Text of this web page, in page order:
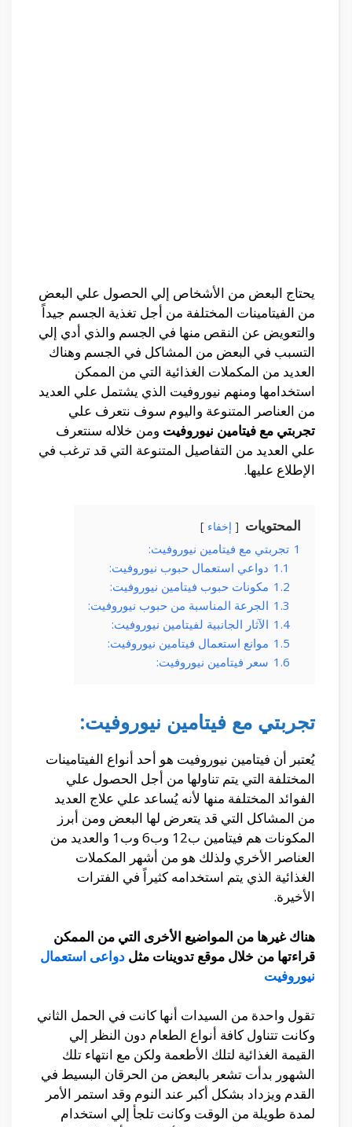
يحتاج البعض من الأشخاص إلي الحصول علي البعض
من الفيتامينات المختلفة من أجل تغذية الجسم جيداً
والتعويض عن النقص منها في الجسم والذي أدي إلي
التسبب في البعض من المشاكل في الجسم وهناك
العديد من المكملات الغذائية التي من الممكن
استخدامها ومنهم نيوروفيت الذي يشتمل علي العديد
من العناصر المتنوعة واليوم سوف نتعرف علي
تجربتي مع فيتامين نيوروفيت ومن خلاله سنتعرف
علي العديد من التفاصيل المتنوعة التي قد ترغب في
الإطلاع عليها.
المحتويات إخفاء
1 تجربتي مع فيتامين نيوروفيت:
1.1 دواعي استعمال حبوب نيوروفيت:
1.2 مكونات حبوب فيتامين نيوروفيت:
1.3 الجرعة المناسبة من حبوب نيوروفيت:
1.4 الآثار الجانبية لفيتامين نيوروفيت:
1.5 موانع استعمال فيتامين نيوروفيت:
1.6 سعر فيتامين نيوروفيت:
تجربتي مع فيتامين نيوروفيت:
يُعتبر أن فيتامين نيوروفيت هو أحد أنواع الفيتامينات
المختلفة التي يتم تناولها من أجل الحصول علي
الفوائد المختلفة منها لأنه يُساعد علي علاج العديد
من المشاكل التي قد يتعرض لها البعض ومن أبرز
المكونات هم فيتامين ب12 وب6 وب1 والعديد من
العناصر الأخري ولذلك هو من أشهر المكملات
الغذائية الذي يتم استخدامه كثيراً في الفترات
الأخيرة.
هناك غيرها من المواضيع الأخرى التي من الممكن
قراءتها من خلال موقع تدوينات مثل دواعى استعمال
نيوروفيت
تقول واحدة من السيدات أنها كانت في الحمل الثاني
وكانت تتناول كافة أنواع الطعام دون النظر إلي
القيمة الغذائية لتلك الأطعمة ولكن مع انتهاء تلك
الشهور بدأت تشعر بالبعض من الحرقان البسيط في
القدم ويزداد بشكل أكبر عند النوم وقد استمر الأمر
لمدة طويلة من الوقت وكانت تلجأ إلي استخدام